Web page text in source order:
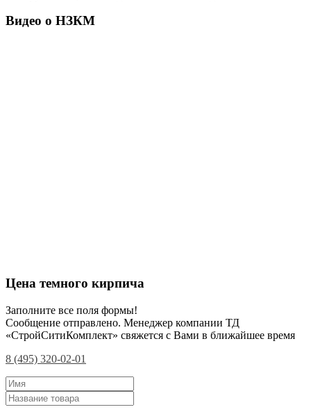
Видео о НЗКМ
Цена темного кирпича
Заполните все поля формы!
Сообщение отправлено. Менеджер компании ТД
«СтройСитиКомплект» свяжется с Вами в ближайшее время
8 (495) 320-02-01